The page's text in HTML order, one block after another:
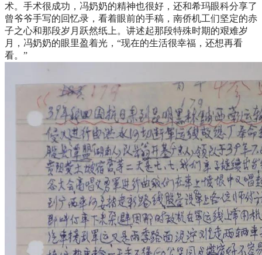
术。手术很成功，冯奶奶的精神也很好，还和希玛眼科分享了
曾爷爷手写的回忆录，看着眼前的手稿，南侨机工们坚定的赤
子之心和那段岁月跃然纸上。讲述起那段特殊时期的艰难岁
月，冯奶奶的眼里盈着光，“现在的生活很幸福，还想再看
看。”